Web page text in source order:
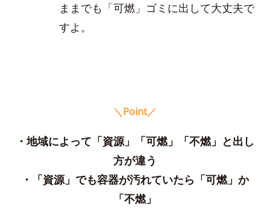
ままでも「可燃」ゴミに出して大丈夫で
すよ。
＼Point／
・地域によって「資源」「可燃」「不燃」と出し
方が違う
・「資源」でも容器が汚れていたら「可燃」か
「不燃」